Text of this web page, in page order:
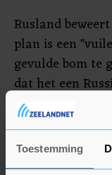
Toestemming
Rusland
plan is een
gevulde bom te
dat het een
Moskou willen
tegen en vreest
bom willen